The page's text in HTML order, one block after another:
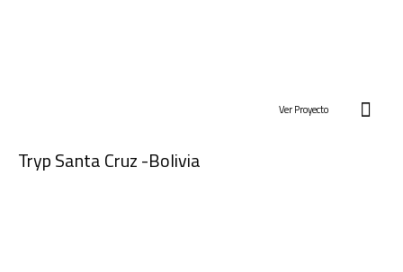
Ver Proyecto
Tryp Santa Cruz -Bolivia